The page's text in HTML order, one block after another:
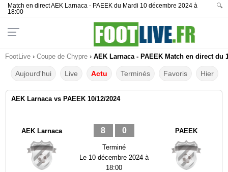
Match en direct AEK Larnaca - PAEEK du Mardi 10 décembre 2024 à
18:00
🔍
FootLive › Coupe de Chypre › AEK Larnaca - PAEEK Match en direct du
Aujourd'hui Live Actu Terminés Favoris Hier
AEK Larnaca vs PAEEK 10/12/2024
AEK Larnaca 8 0
Terminé
Le 10 décembre 2024 à
18:00
PAEEK